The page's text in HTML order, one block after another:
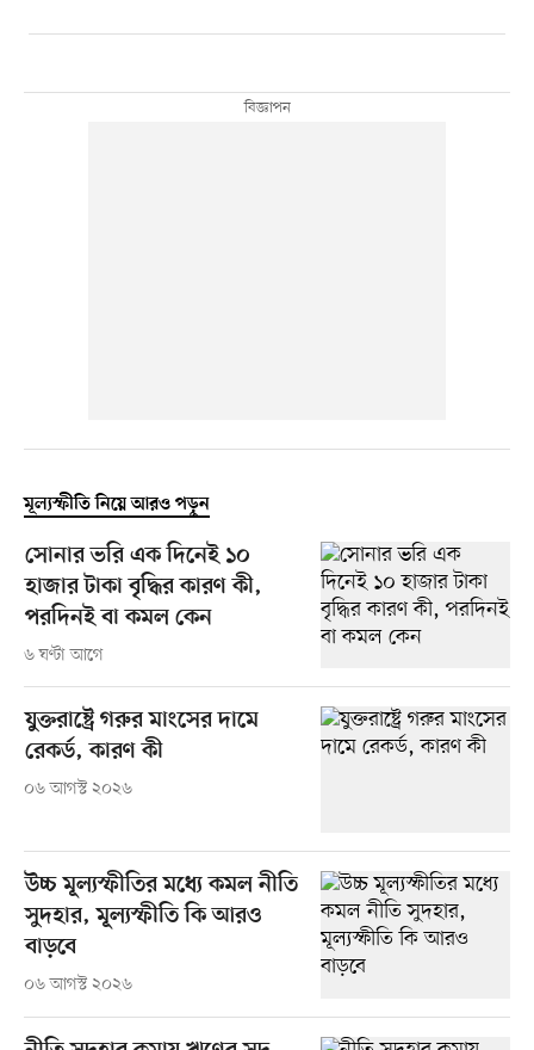
মূল্যস্ফীতি নিয়ে আরও পড়ুন
সোনার ভরি এক দিনেই ১০
হাজার টাকা বৃদ্ধির কারণ কী,
পরদিনই বা কমল কেন
৬ ঘণ্টা আগে
যুক্তরাষ্ট্রে গরুর মাংসের দামে
রেকর্ড, কারণ কী
০৬ আগস্ট ২০২৬
উচ্চ মূল্যস্ফীতির মধ্যে কমল নীতি
সুদহার, মূল্যস্ফীতি কি আরও
বাড়বে
০৬ আগস্ট ২০২৬